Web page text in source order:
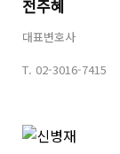
전주혜
대표변호사
T. 02-3016-7415